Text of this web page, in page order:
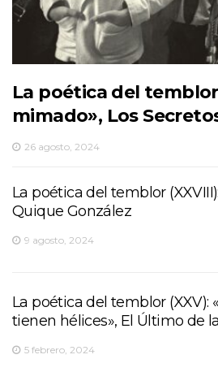
La poética del temblor
mimado», Los
26 agosto, 2024
La poética del temblor
Quique González
9 agosto, 2024
La poética del temblor (XXV):
tienen hélices», El Último de
5 febrero, 2024